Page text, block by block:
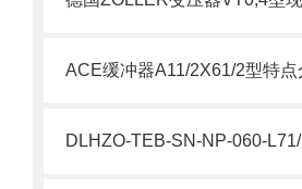
ACE缓冲器A11/2X61/2型特点